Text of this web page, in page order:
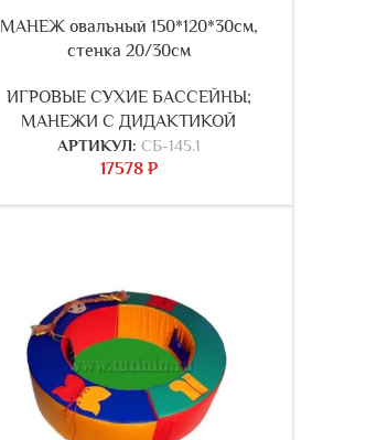
МАНЕЖ овальный 150*120*30см,
стенка 20/30см
ИГРОВЫЕ СУХИЕ БАССЕЙНЫ;
МАНЕЖИ С ДИДАКТИКОЙ
АРТИКУЛ: СБ-145.1
17578 ₽